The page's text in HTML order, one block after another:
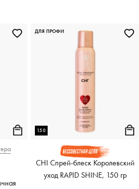
150
CHI Спрей-блеск Королевский
уход RAPID SHINE, 150 гр
ДЛЯ ПРОФИ